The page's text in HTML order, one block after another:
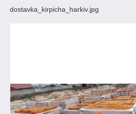
dostavka_kirpicha_harkiv.jpg